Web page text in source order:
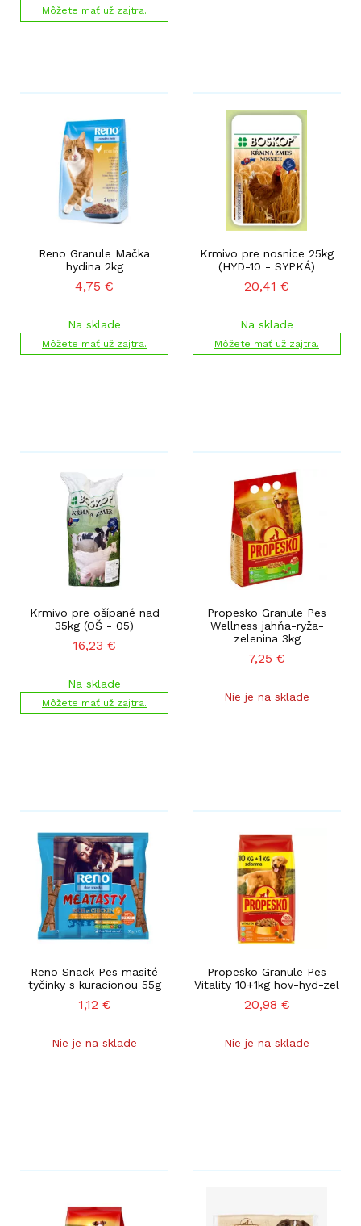
Môžete mať už zajtra.
Reno Granule Mačka
hydina 2kg
4,75 €
Na sklade
Môžete mať už zajtra.
Krmivo pre nosnice 25kg
(HYD-10 - SYPKÁ)
20,41 €
Na sklade
Môžete mať už zajtra.
Krmivo pre ošípané nad
35kg (OŠ - 05)
16,23 €
Na sklade
Môžete mať už zajtra.
Propesko Granule Pes
Wellness jahňa-ryža-
zelenina 3kg
7,25 €
Nie je na sklade
Reno Snack Pes mäsité
tyčinky s kuracionou 55g
1,12 €
Nie je na sklade
Propesko Granule Pes
Vitality 10+1kg hov-hyd-zel
20,98 €
Nie je na sklade